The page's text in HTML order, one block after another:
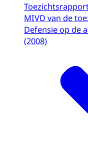
MIVD van de
Defensie op de
(2008)